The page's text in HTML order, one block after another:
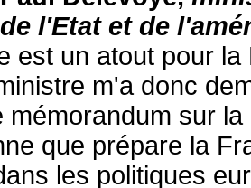
l'Etat et de
est un atout pour
m'a donc
mémorandum sur
que prépare la
les politiques